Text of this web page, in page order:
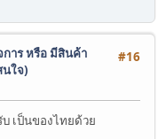
#16
การ หรือ มีสินค้า
ใจ)
เป็นของไทยด้วย